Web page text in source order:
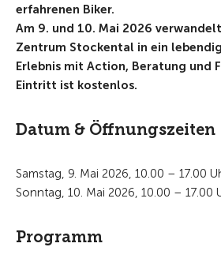
erfahrenen Biker.
Am 9. und 10. Mai 2026
Zentrum Stockental in ein
Erlebnis mit Action, Beratung und
Eintritt ist kostenlos.
Datum & Öffnungszeiten
Samstag, 9. Mai 2026, 10.00 – 17.00
Sonntag, 10. Mai 2026, 10.00 – 17.00
Programm